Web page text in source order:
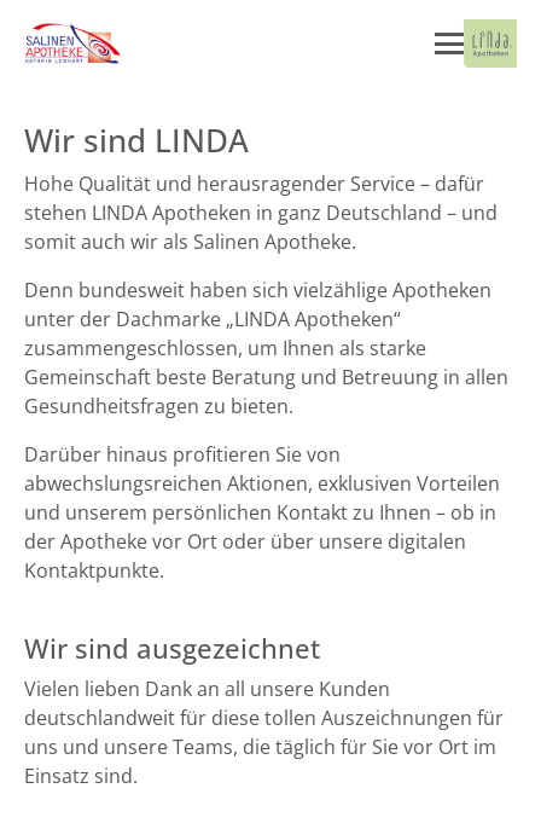
Wir sind LINDA
Hohe Qualität und herausragender Service – dafür
stehen LINDA Apotheken in ganz Deutschland – und
somit auch wir als Salinen Apotheke.
Denn bundesweit haben sich vielzählige Apotheken
unter der Dachmarke „LINDA Apotheken“
zusammengeschlossen, um Ihnen als starke
Gemeinschaft beste Beratung und Betreuung in allen
Gesundheitsfragen zu bieten.
Darüber hinaus profitieren Sie von
abwechslungsreichen Aktionen, exklusiven Vorteilen
und unserem persönlichen Kontakt zu Ihnen – ob in
der Apotheke vor Ort oder über unsere digitalen
Kontaktpunkte.
Wir sind ausgezeichnet
Vielen lieben Dank an all unsere Kunden
deutschlandweit für diese tollen Auszeichnungen für
uns und unsere Teams, die täglich für Sie vor Ort im
Einsatz sind.